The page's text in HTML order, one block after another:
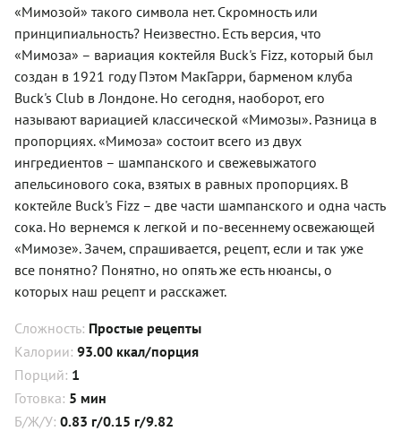
«Мимозой» такого символа нет. Скромность или
принципиальность? Неизвестно. Есть версия, что
«Мимоза» – вариация коктейля Buck's Fizz, который был
создан в 1921 году Пэтом МакГарри, барменом клуба
Buck's Club в Лондоне. Но сегодня, наоборот, его
называют вариацией классической «Мимозы». Разница в
пропорциях. «Мимоза» состоит всего из двух
ингредиентов – шампанского и свежевыжатого
апельсинового сока, взятых в равных пропорциях. В
коктейле Buck's Fizz – две части шампанского и одна часть
сока. Но вернемся к легкой и по-весеннему освежающей
«Мимозе». Зачем, спрашивается, рецепт, если и так уже
все понятно? Понятно, но опять же есть нюансы, о
которых наш рецепт и расскажет.
Сложность: Простые рецепты
Калории: 93.00 ккал/порция
Порций: 1
Готовка: 5 мин
Б/Ж/У: 0.83 г/0.15 г/9.82